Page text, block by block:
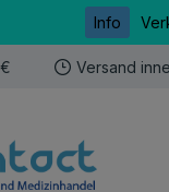
Info
Versand